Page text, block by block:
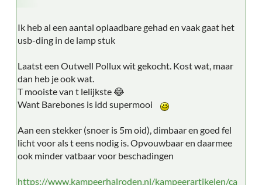
Ik heb al een aantal oplaadbare gehad en vaak gaat het
usb-ding in de lamp stuk
Laatst een Outwell Pollux wit gekocht. Kost wat, maar
dan heb je ook wat.
T mooiste van t lelijkste 😂
Want Barebones is idd supermooi
Aan een stekker (snoer is 5m oid), dimbaar en goed fel
licht voor als t eens nodig is. Opvouwbaar en daarmee
ook minder vatbaar voor beschadingen
https://www.kampeerhalroden.nl/kampeerartikelen/ca